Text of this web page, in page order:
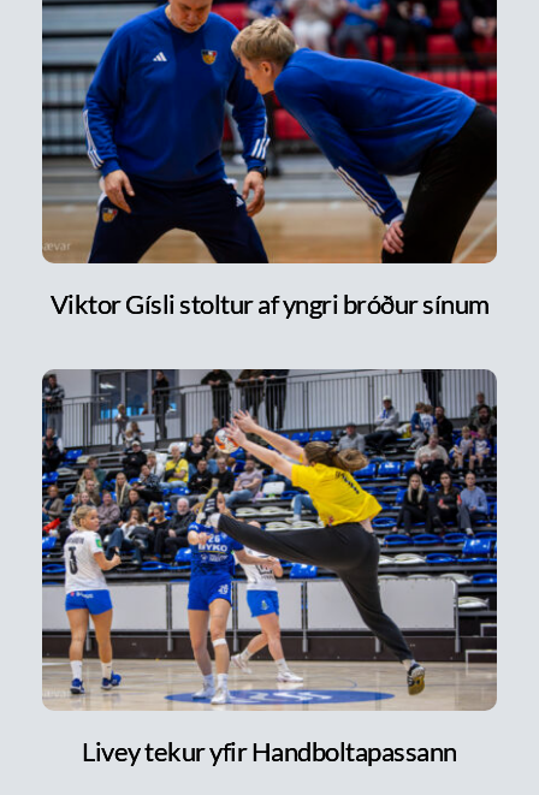
Viktor Gísli stoltur af yngri bróður sínum
Livey tekur yfir Handboltapassann